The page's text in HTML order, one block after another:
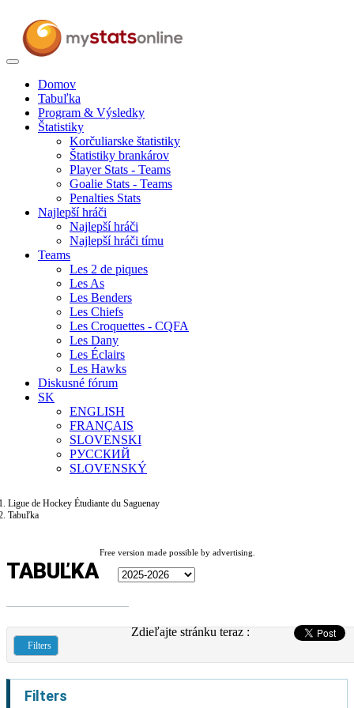
Toggle
navigationDomov
Tabuľka
Program & Výsledky
Štatistiky
Korčuliarske štatistiky
Štatistiky brankárov
Player Stats - Teams
Goalie Stats - Teams
Penalties Stats
Najlepší hráči
Najlepší hráči
Najlepší hráči tímu
Teams
Les 2 de piques
Les As
Les Benders
Les Chiefs
Les Croquettes - CQFA
Les Dany
Les Éclairs
Les Hawks
Diskusné fórum
SK
ENGLISH
FRANÇAIS
SLOVENSKI
РУССКИЙ
SLOVENSKÝ
Ligue de Hockey Étudiante du Saguenay
Tabuľka
Free version made possible by advertising.
TABUĽKA
Zdieľajte stránku teraz :
Filters
Filters